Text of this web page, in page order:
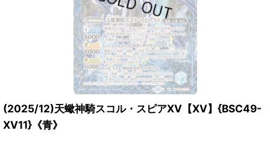
(2025/12)天蠍神騎スコル・スピアXV【XV】{BSC49-
XV11}《青》